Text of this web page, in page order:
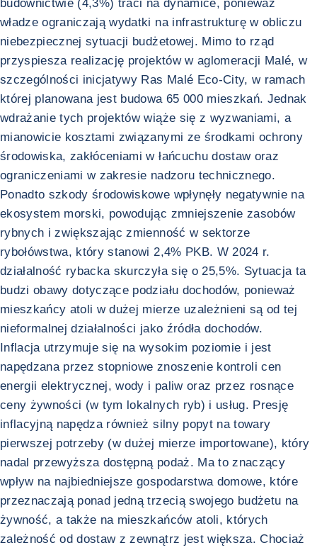
budownictwie (4,3%) traci na dynamice, ponieważ
władze ograniczają wydatki na infrastrukturę w obliczu
niebezpiecznej sytuacji budżetowej. Mimo to rząd
przyspiesza realizację projektów w aglomeracji Malé, w
szczególności inicjatywy Ras Malé Eco-City, w ramach
której planowana jest budowa 65 000 mieszkań. Jednak
wdrażanie tych projektów wiąże się z wyzwaniami, a
mianowicie kosztami związanymi ze środkami ochrony
środowiska, zakłóceniami w łańcuchu dostaw oraz
ograniczeniami w zakresie nadzoru technicznego.
Ponadto szkody środowiskowe wpłynęły negatywnie na
ekosystem morski, powodując zmniejszenie zasobów
rybnych i zwiększając zmienność w sektorze
rybołówstwa, który stanowi 2,4% PKB. W 2024 r.
działalność rybacka skurczyła się o 25,5%. Sytuacja ta
budzi obawy dotyczące podziału dochodów, ponieważ
mieszkańcy atoli w dużej mierze uzależnieni są od tej
nieformalnej działalności jako źródła dochodów.
Inflacja utrzymuje się na wysokim poziomie i jest
napędzana przez stopniowe znoszenie kontroli cen
energii elektrycznej, wody i paliw oraz przez rosnące
ceny żywności (w tym lokalnych ryb) i usług. Presję
inflacyjną napędza również silny popyt na towary
pierwszej potrzeby (w dużej mierze importowane), który
nadal przewyższa dostępną podaż. Ma to znaczący
wpływ na najbiedniejsze gospodarstwa domowe, które
przeznaczają ponad jedną trzecią swojego budżetu na
żywność, a także na mieszkańców atoli, których
zależność od dostaw z zewnątrz jest większa. Chociaż